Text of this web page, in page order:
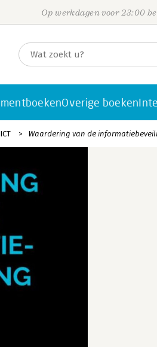
Op werkdagen voor 23:00
Overige boeken
Waardering van de